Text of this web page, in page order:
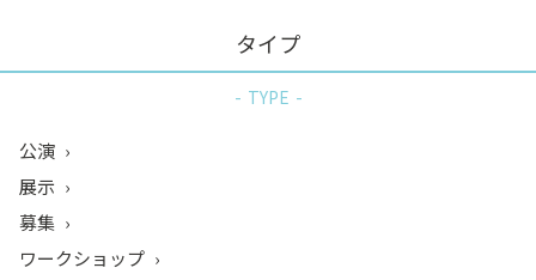
タイプ
TYPE
公演
展示
募集
ワークショップ